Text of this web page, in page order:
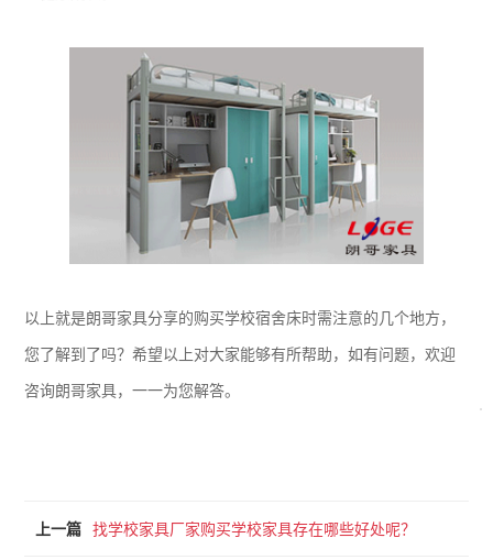
以上就是朗哥家具分享的购买学校宿舍床时需注意的几个地方，
您了解到了吗？希望以上对大家能够有所帮助，如有问题，欢迎
咨询朗哥家具，一一为您解答。
上一篇 找学校家具厂家购买学校家具存在哪些好处呢？